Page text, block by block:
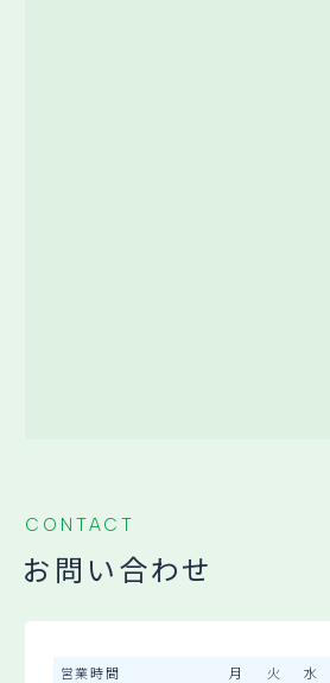
CONTACT
お問い合わせ
営業時間 月 火 水